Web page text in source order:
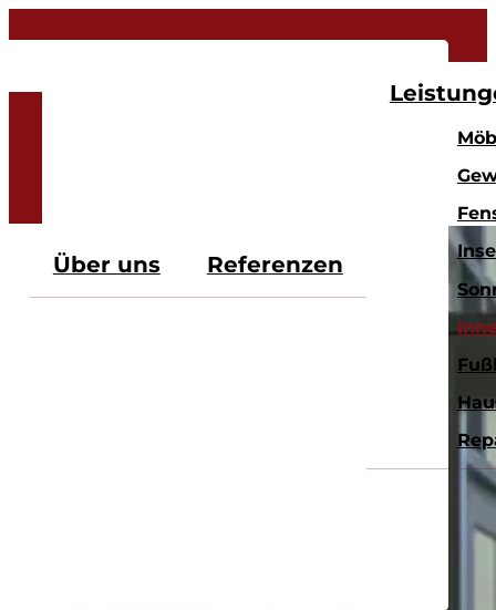
Über uns Referenzen